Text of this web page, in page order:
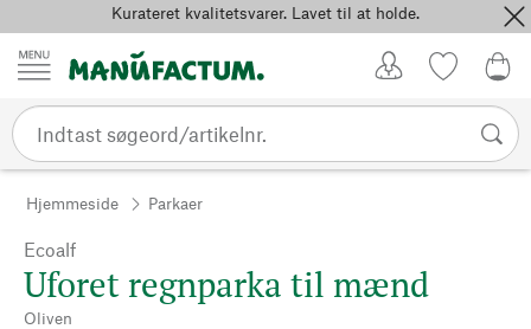
Spring til indholdKurateret kvalitetsvarer. Lavet til at holde.
Hjemmeside Parkaer
Ecoalf
Uforet regnparka til mænd
Oliven